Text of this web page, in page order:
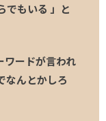
でもいる 」と
ワードが言われ
なんとかしろ